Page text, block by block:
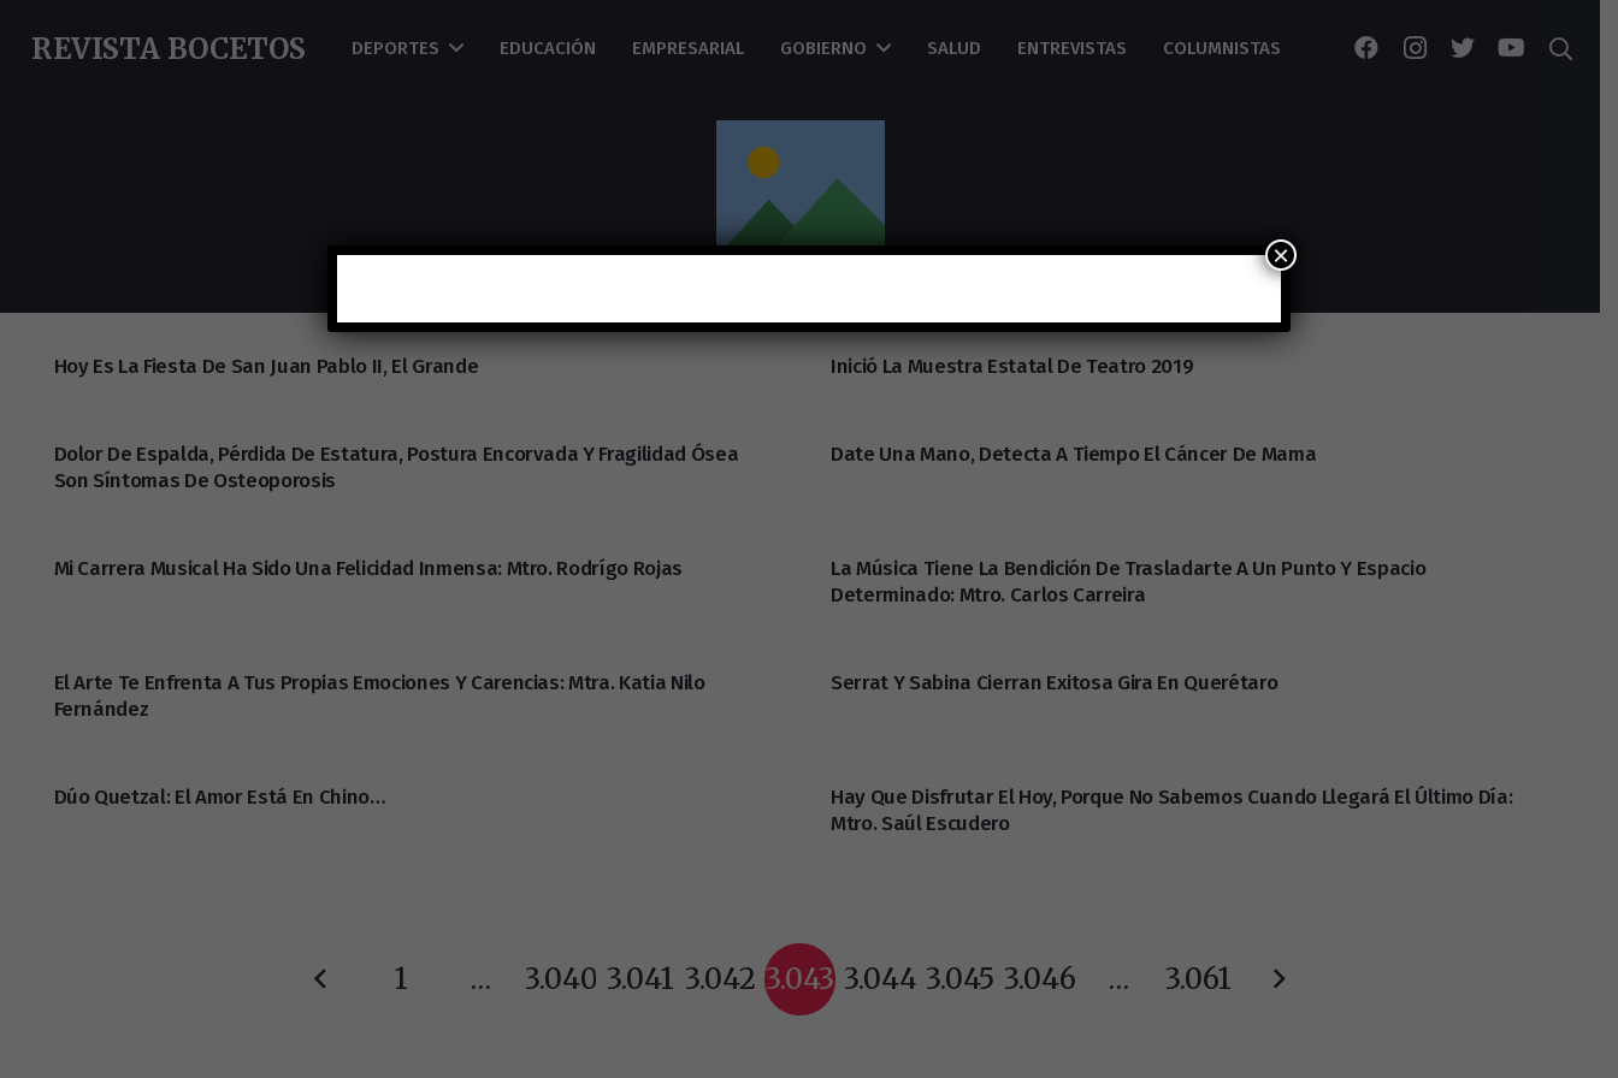
REVISTA BOCETOS DEPORTES EDUCACIÓN EMPRESARIAL GOBIERNO SALUD ENTREVISTAS COLUMNISTAS
Hoy Es La Fiesta De San Juan Pablo II, El Grande Inició La Muestra Estatal De Teatro 2019
Dolor De Espalda, Pérdida De Estatura, Postura Encorvada Y Fragilidad Ósea
Son Síntomas De Osteoporosis
Date Una Mano, Detecta A Tiempo El Cáncer De Mama
Mi Carrera Musical Ha Sido Una Felicidad Inmensa: Mtro. Rodrígo Rojas
La Música Tiene La Bendición De Trasladarte A Un Punto Y Espacio
Determinado: Mtro. Carlos Carreira
El Arte Te Enfrenta A Tus Propias Emociones Y Carencias: Mtra. Katia Nilo
Fernández
Serrat Y Sabina Cierran Exitosa Gira En Querétaro
Dúo Quetzal: El Amor Está En Chino…
Hay Que Disfrutar El Hoy, Porque No Sabemos Cuando Llegará El Último Día:
Mtro. Saúl Escudero
1 … 3.040 3.041 3.042 3.043 3.044 3.045 3.046 … 3.061
×